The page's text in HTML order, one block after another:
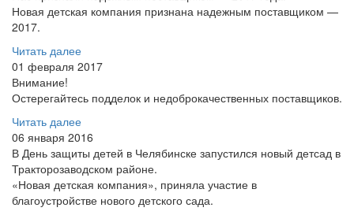
Новая детская компания признана надежным поставщиком —
2017.
Читать далее
01 февраля 2017
Внимание!
Остерегайтесь подделок и недоброкачественных поставщиков.
Читать далее
06 января 2016
В День защиты детей в Челябинске запустился новый детсад в
Тракторозаводском районе.
«Новая детская компания», приняла участие в
благоустройстве нового детского сада.